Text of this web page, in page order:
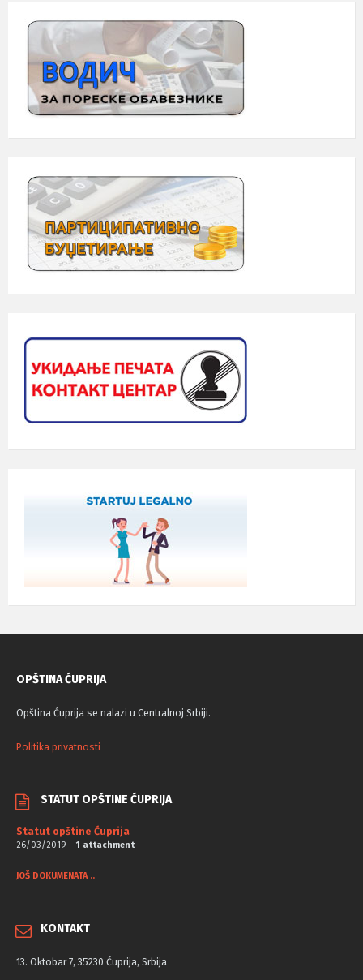
OPŠTINA ĆUPRIJA
Opština Ćuprija se nalazi u Centralnoj Srbiji.
Politika privatnosti
STATUT OPŠTINE ĆUPRIJA
Statut opštine Ćuprija
26/03/2019 1 attachment
JOŠ DOKUMENATA ..
KONTAKT
13. Oktobar 7, 35230 Ćuprija, Srbija